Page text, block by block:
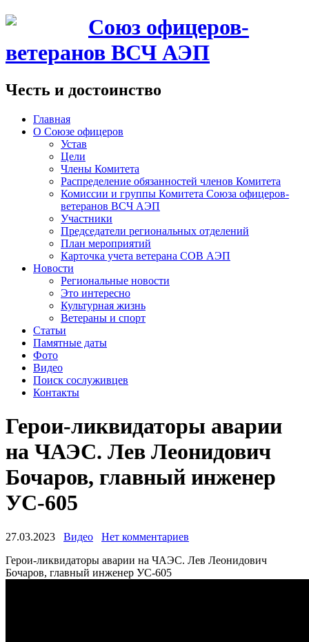
Союз офицеров-
ветеранов ВСЧ АЭП
Честь и достоинство
Главная
О Союзе офицеров
Устав
Цели
Члены Комитета
Распределение обязанностей членов Комитета
Комиссии и группы Комитета Союза офицеров-
ветеранов ВСЧ АЭП
Участники
Председатели региональных отделений
План мероприятий
Карточка учета ветерана CОВ АЭП
Новости
Региональные новости
Это интересно
Культурная жизнь
Ветераны и спорт
Статьи
Памятные даты
Фото
Видео
Поиск сослуживцев
Контакты
Герои-ликвидаторы аварии
на ЧАЭС. Лев Леонидович
Бочаров, главный инженер
УС-605
27.03.2023 Видео
Нет комментариев
Герои-ликвидаторы аварии на ЧАЭС. Лев Леонидович
Бочаров, главный инженер УС-605